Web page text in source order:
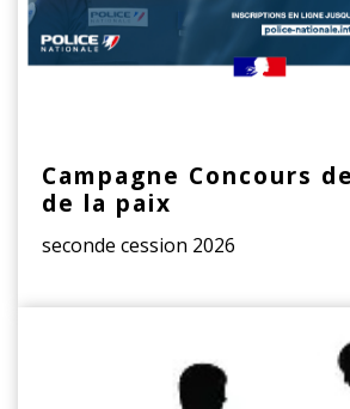
Campagne Concours
de la paix
seconde cession 2026